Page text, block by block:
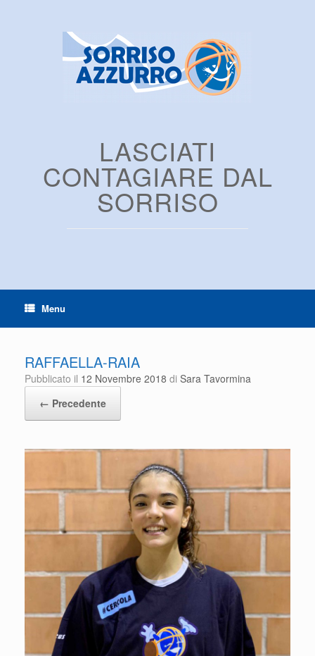
LASCIATI
CONTAGIARE DAL
SORRISO
Menu
RAFFAELLA-RAIA
Pubblicato il 12 Novembre 2018 di Sara Tavormina
← Precedente